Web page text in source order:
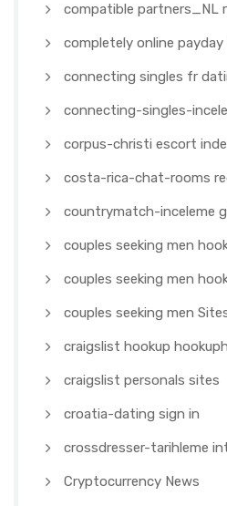
compatible partners_NL
completely online payday
connecting singles fr
connecting-singles-
corpus-christi escort
costa-rica-chat-rooms
countrymatch-inceleme
couples seeking men
couples seeking men
couples seeking men
craigslist hookup
craigslist personals sites
croatia-dating sign in
crossdresser-tarihleme
Cryptocurrency News